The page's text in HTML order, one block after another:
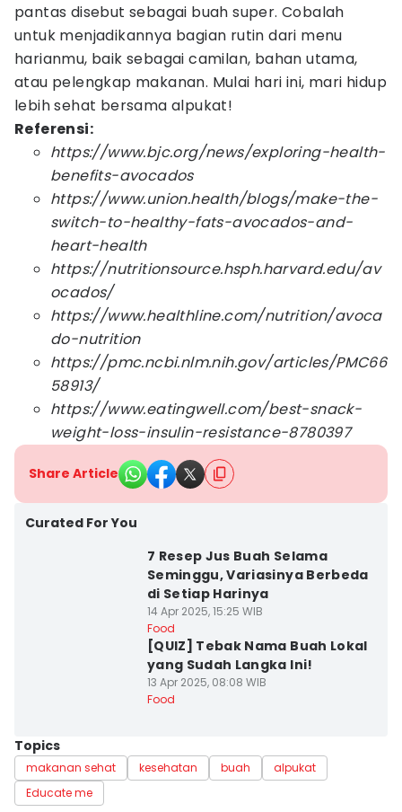
pantas disebut sebagai buah super. Cobalah
untuk menjadikannya bagian rutin dari menu
harianmu, baik sebagai camilan, bahan utama,
atau pelengkap makanan. Mulai hari ini, mari hidup
lebih sehat bersama alpukat!
Referensi:
https://www.bjc.org/news/exploring-health-
benefits-avocados
https://www.union.health/blogs/make-the-
switch-to-healthy-fats-avocados-and-
heart-health
https://nutritionsource.hsph.harvard.edu/av
ocados/
https://www.healthline.com/nutrition/avoca
do-nutrition
https://pmc.ncbi.nlm.nih.gov/articles/PMC66
58913/
https://www.eatingwell.com/best-snack-
weight-loss-insulin-resistance-8780397
Share Article
Curated For You
7 Resep Jus Buah Selama
Seminggu, Variasinya Berbeda
di Setiap Harinya
14 Apr 2025, 15:25 WIB
Food
[QUIZ] Tebak Nama Buah Lokal
yang Sudah Langka Ini!
13 Apr 2025, 08:08 WIB
Food
Topics
makanan sehat kesehatan buah
alpukat
Educate me